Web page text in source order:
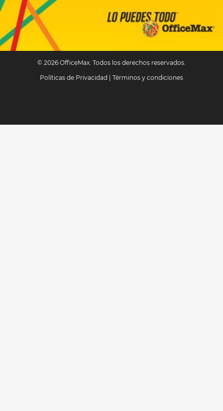
© 2026 OfficeMax. Todos los derechos reservados.
Políticas de Privacidad
Términos y condiciones